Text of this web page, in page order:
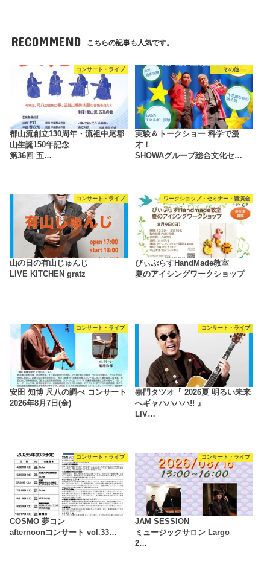
RECOMMEND こちらの記事も人気です。
コンサート・ライブ
都山流創立130周年・流祖中尾郡
山生誕150年記念
第36回 五…
その他
実験＆トークショー 科学で漫
才！
SHOWAグループ総合文化セ…
コンサート・ライブ
山の日の有山じゅんじ
LIVE KITCHEN gratz
ワークショップ・セミナー・講演会
びぃぷらすHandMade教室
夏のアイシングワークショップ
コンサート・ライブ
安田 知博 尺八の調べ コンサート
2026年8月7日(金)
コンサート・ライブ
嘉門タツオ『 2026夏 明るい未来
へギャハハハハ!! 』
LIV…
コンサート・ライブ
COSMO 夢コン
afternoonコンサート vol.33…
コンサート・ライブ
JAM SESSION
ミュージックサロン Largo
2…